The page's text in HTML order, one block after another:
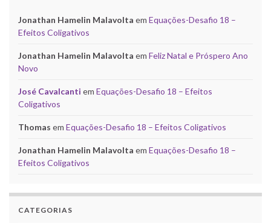
Jonathan Hamelin Malavolta em Equações-Desafio 18 –
Efeitos Coligativos
Jonathan Hamelin Malavolta em Feliz Natal e Próspero Ano
Novo
José Cavalcanti em Equações-Desafio 18 – Efeitos
Coligativos
Thomas em Equações-Desafio 18 – Efeitos Coligativos
Jonathan Hamelin Malavolta em Equações-Desafio 18 –
Efeitos Coligativos
CATEGORIAS